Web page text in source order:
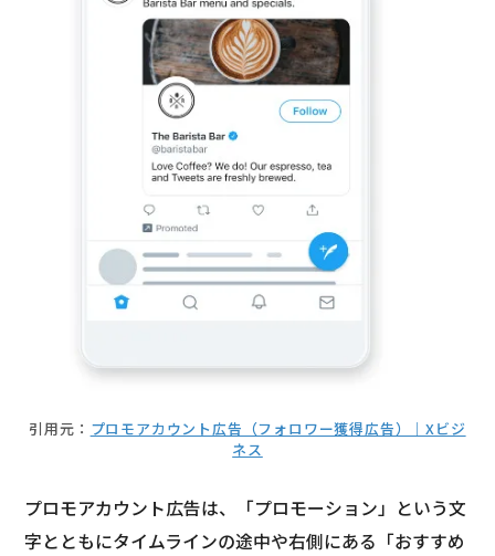
引用元： プロモアカウント広告（フォロワー獲得広告）｜Xビジ
ネス
プロモアカウント広告は、「プロモーション」という文
字とともにタイムラインの途中や右側にある「おすすめ